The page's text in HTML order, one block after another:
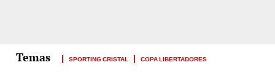
SPORTING CRISTAL COPA LIBERTADORES